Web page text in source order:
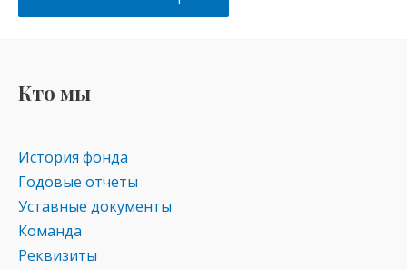
Кто мы
История фонда
Годовые отчеты
Уставные документы
Команда
Реквизиты